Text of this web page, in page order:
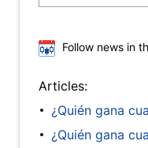
Follow news in
Articles:
¿Quién gana
¿Quién gana